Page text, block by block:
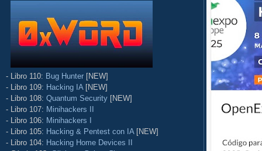
- Libro 110: Bug Hunter [NEW]
- Libro 109: Hacking IA [NEW]
- Libro 108: Quantum Security [NEW]
- Libro 107: Minihackers II
- Libro 106: Minihackers I
- Libro 105: Hacking & Pentest con IA [NEW]
- Libro 104: Hacking Home Devices II